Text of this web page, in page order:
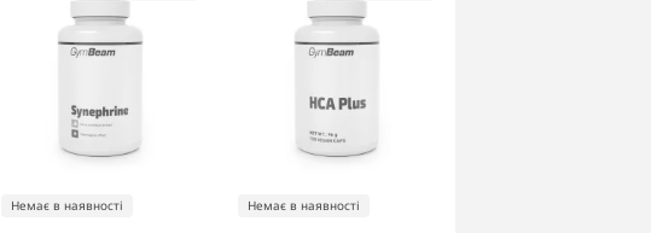
Немає в наявності Немає в наявності